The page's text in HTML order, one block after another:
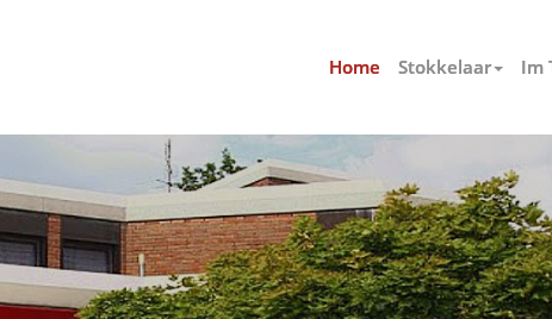
Home Stokkelaar Im